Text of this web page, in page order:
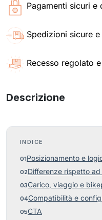
Pagamenti sicuri e
Spedizioni sicure
Recesso regolato
Descrizione
INDICE
Posizionamento e
Differenze rispetto
Carico, viaggio e
Compatibilità e
CTA